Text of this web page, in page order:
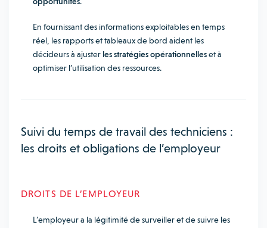
En fournissant des informations exploitables en temps
réel, les rapports et tableaux de bord aident les
décideurs à ajusterles stratégies opérationnelleset à
optimiser l’utilisation des ressources.
Suivi du temps de travail des techniciens :
les droits et obligations de l’employeur
DROITS DE L’EMPLOYEUR
L’employeur a la légitimité de surveiller et de suivre les